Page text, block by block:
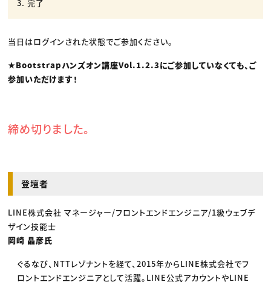
3. 完了
当日はログインされた状態でご参加ください。
★Bootstrapハンズオン講座Vol.1.2.3にご参加していなくても、ご
参加いただけます！
締め切りました。
登壇者
LINE株式会社 マネージャー/フロントエンドエンジニア/1級ウェブデ
ザイン技能士
岡崎 晶彦氏
ぐるなび、NTTレゾナントを経て、2015年からLINE株式会社でフ
ロントエンドエンジニアとして活躍。LINE公式アカウントやLINE